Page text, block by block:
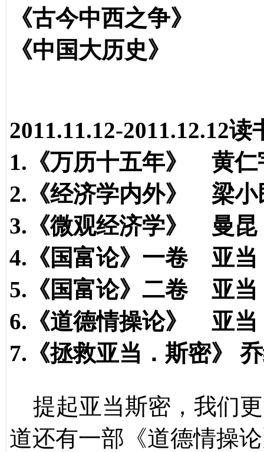
《古今中西之
《中国大历史
2011.11.12-2011.12.12读
1.《万历十五年》 黄仁
2.《经济学内外》 梁小
3.《微观经济学》 曼昆
4.《国富论》一卷 亚当
5.《国富论》二卷 亚当
6.《道德情操论》 亚当
7.《拯救亚当．斯密》
提起亚当斯密，我们
道还有一部《道德情操